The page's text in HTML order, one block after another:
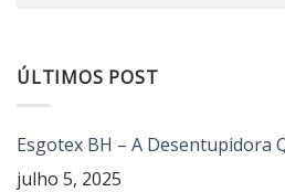
ÚLTIMOS POST
Esgotex BH – A Desentupidora
julho 5, 2025